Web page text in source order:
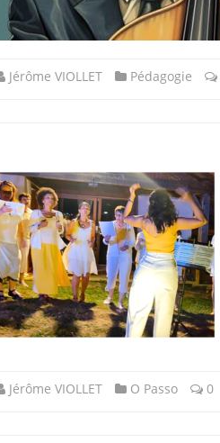
Jérôme VIOLLET Pédagogie
Jérôme VIOLLET O Passo 0